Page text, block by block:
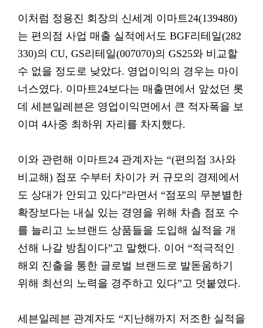
이처럼 정용진 회장의 신세계 이마트24(139480)
는 편의점 사업 매출 실적에서도 BGF리테일(282
330)의 CU, GS리테일(007070)의 GS25와 비교할
수 없을 정도로 낮았다. 영업이익의 경우는 마이
너스였다. 이마트24보다는 매출면에서 앞섰던 롯
데 세븐일레븐은 영업이익면에서 큰 적자폭을 보
이며 4사중 최하위 자리를 차지했다.
이와 관련해 이마트24 관계자는 “(편의점 3사와
비교해) 점포 수부터 차이가 커 규모의 경제에서
도 상대가 안되고 있다”라면서 “점포의 무분별한
확장보다는 내실 있는 경영을 위해 차츰 점포 수
를 늘리고 노브랜드 상품들을 도입해 실적을 개
선해 나갈 방침이다”고 말했다. 이어 “적극적인
해외 진출을 통한 글로벌 브랜드로 발돋움하기
위해 최선의 노력을 경주하고 있다”고 덧붙였다.
세븐일레븐 관계자도 “지난해까지 저조한 실적을